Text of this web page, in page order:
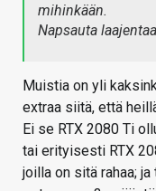
mihinkään.
Napsauta
Muistia on yli
extraa siitä, että
Ei se RTX 2080 Ti
tai erityisesti RTX
joilla on sitä rahaa;